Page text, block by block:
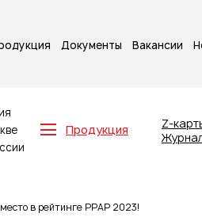
Документы Вакансии
Продукция Z-
в рейтинге РРАР 2023!